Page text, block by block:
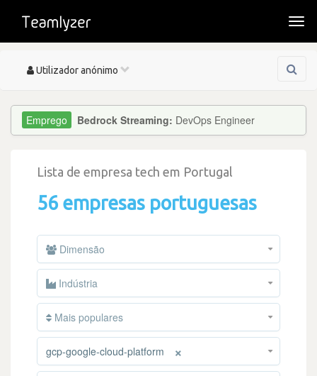
Toggle
Utilizador anónimo
Bedrock Streaming: DevOps Engineer
Lista de empresa tech em Portugal
56 empresas portuguesas
Dimensão
Indústria
Mais populares
×
gcp-google-cloud-platform